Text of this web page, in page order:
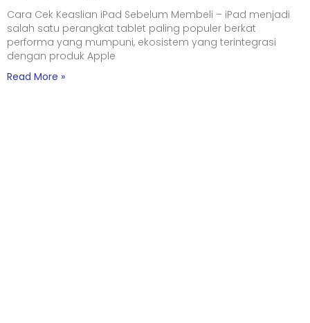
Cara Cek Keaslian iPad Sebelum Membeli – iPad menjadi
salah satu perangkat tablet paling populer berkat
performa yang mumpuni, ekosistem yang terintegrasi
dengan produk Apple
Read More »